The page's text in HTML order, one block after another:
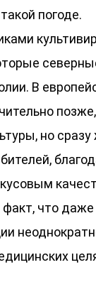
погоде.
В
но
факт, что